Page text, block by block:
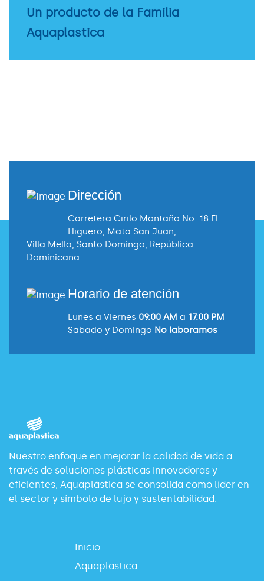
Un producto de la Familia
Aquaplastica
Dirección
Carretera Cirilo Montaño No. 18 El
Higüero, Mata San Juan,
Villa Mella, Santo Domingo, República
Dominicana.
Horario de atención
Lunes a Viernes 09:00 AM a 17:00 PM
Sabado y Domingo No laboramos
Nuestro enfoque en mejorar la calidad de vida a
través de soluciones plásticas innovadoras y
eficientes, Aquaplástica se consolida como líder en
el sector y símbolo de lujo y sustentabilidad.
Inicio
Aquaplastica